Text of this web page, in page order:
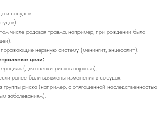
и сосудов.
числе родовая травма, например, при рождении было
нервную систему (менингит, энцефалит).
цели:
(для оценки рисков наркоза).
ранее были выявлены изменения в сосудах.
риска (например, с отягощенной наследственностью
заболеваниям).